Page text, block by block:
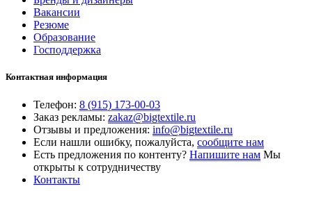
Вакансии
Резюме
Образование
Господдержка
Контактная информация
Телефон: 8 (915) 173-00-03
Заказ рекламы: zakaz@bigtextile.ru
Отзывы и предложения: info@bigtextile.ru
Если нашли ошибку, пожалуйста, сообщите нам
Есть предложения по контенту? Напишите нам Мы
открыты к сотрудничеству
Контакты